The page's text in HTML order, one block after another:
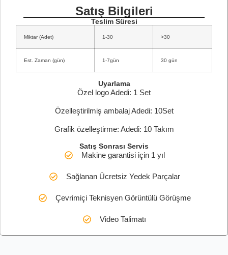
Satış Bilgileri
Teslim Süresi
Miktar (Adet) 1-30 >30
Est. Zaman (gün) 1-7gün 30 gün
Uyarlama
Özel logo Adedi: 1 Set
Özelleştirilmiş ambalaj Adedi: 10Set
Grafik özelleştirme: Adedi: 10 Takım
Satış Sonrası Servis
Makine garantisi için 1 yıl
Sağlanan Ücretsiz Yedek Parçalar
Çevrimiçi Teknisyen Görüntülü Görüşme
Video Talimatı